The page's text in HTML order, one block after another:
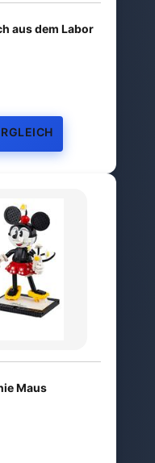
aus dem Labor
Maus